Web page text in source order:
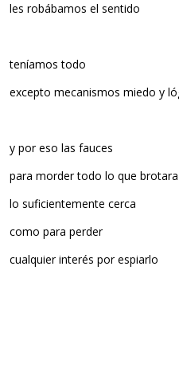
les robábamos el sentido
teníamos todo
excepto mecanismos miedo y
y por eso las fauces
para morder todo lo que brotara
lo suficientemente cerca
como para perder
cualquier interés por espiarlo